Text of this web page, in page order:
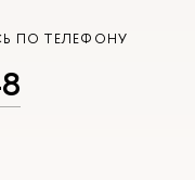
ПО ТЕЛЕФОНУ